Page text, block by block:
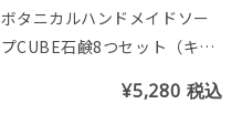
ボタニカルハンドメイドソー
プCUBE石鹸8つセット（キュ
¥5,280 税込